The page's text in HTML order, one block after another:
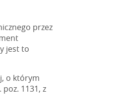
przez
jest to
o którym
1131, z